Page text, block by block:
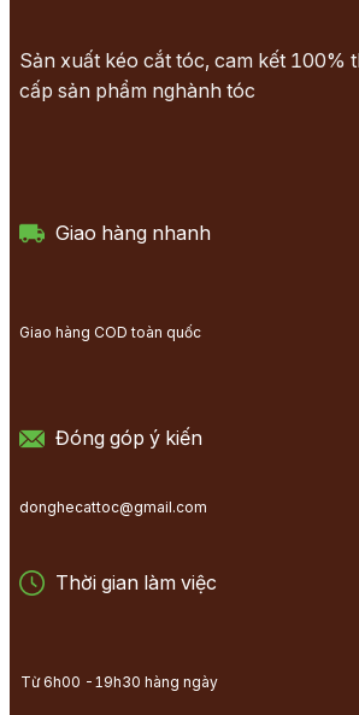
Sản xuất kéo cắt tóc, cam kết 100%
cấp sản phẩm nghành tóc
Giao hàng nhanh
Giao hàng COD toàn quốc
Đóng góp ý kiến
donghecattoc@gmail.com
Thời gian làm việc
Từ 6h00 -19h30 hàng ngày